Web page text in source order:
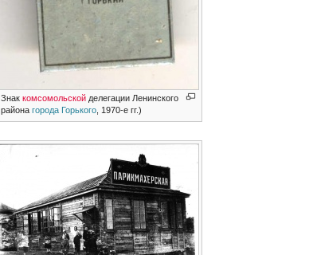
Знаккомсомольской делегации Ленинского
районагорода Горького , 1970-е гг.)